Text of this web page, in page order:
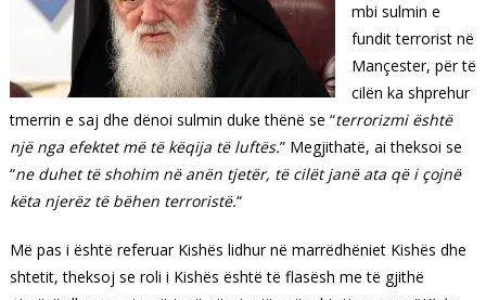
mbi sulmin e
fundit terrorist në
Mançester, për të
cilën ka shprehur
tmerrin e saj dhe dënoi sulmin duke thënë se “terrorizmi është
një nga efektet më të këqija të luftës.” Megjithatë, ai theksoi se
“ne duhet të shohim në anën tjetër, të cilët janë ata që i çojnë
këta njerëz të bëhen terroristë.“
Më pas i është referuar Kishës lidhur në marrëdhëniet Kishës dhe
shtetit, theksoj se roli i Kishës është të flasësh me të gjithë